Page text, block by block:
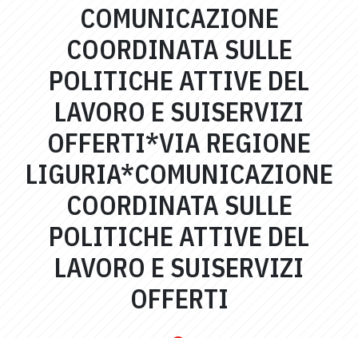
COMUNICAZIONE
COORDINATA SULLE
POLITICHE ATTIVE DEL
LAVORO E SUISERVIZI
OFFERTI*VIA REGIONE
LIGURIA*COMUNICAZIONE
COORDINATA SULLE
POLITICHE ATTIVE DEL
LAVORO E SUISERVIZI
OFFERTI